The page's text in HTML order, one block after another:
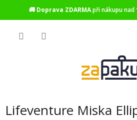
🚚 Doprava ZDARMApři nákupu nad
Lifeventure Miska